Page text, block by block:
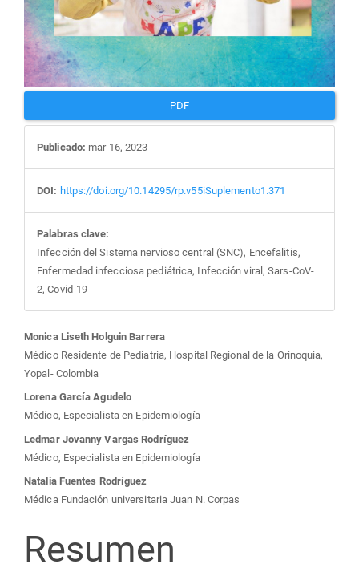
PDF
Publicado: mar 16, 2023
DOI: https://doi.org/10.14295/rp.v55iSuplemento1.371
Palabras clave:
Infección del Sistema nervioso central (SNC), Encefalitis,
Enfermedad infecciosa pediátrica, Infección viral, Sars-CoV-
2, Covid-19
Contenido
principal
del
artículo
Monica Liseth Holguin Barrera
Médico Residente de Pediatria, Hospital Regional de la Orinoquia,
Yopal- Colombia
Lorena García Agudelo
Médico, Especialista en Epidemiología
Ledmar Jovanny Vargas Rodríguez
Médico, Especialista en Epidemiología
Natalia Fuentes Rodríguez
Médica Fundación universitaria Juan N. Corpas
Resumen